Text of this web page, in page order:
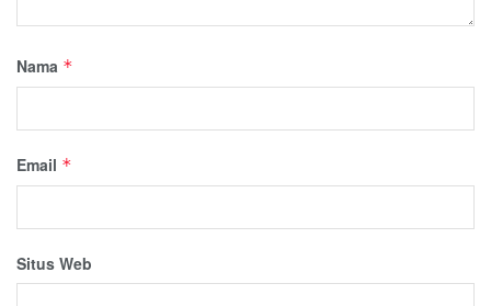
Nama *
Email *
Situs Web